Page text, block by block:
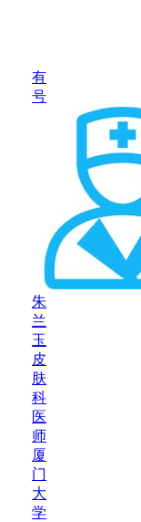
有
号
朱
兰
玉
皮
肤
科
医
师
厦
门
大
学